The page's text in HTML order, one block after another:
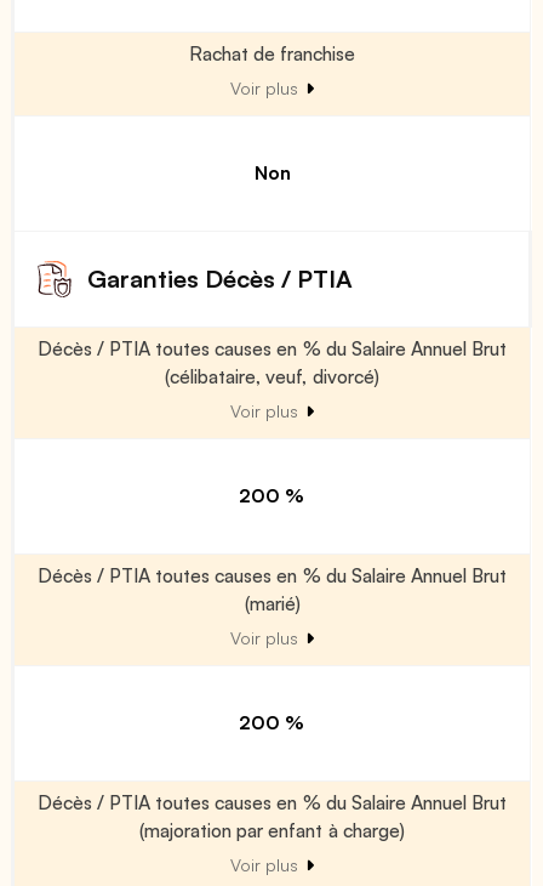
Rachat de franchise
Voir plus
Non
Garanties Décès / PTIA
Décès / PTIA toutes causes en % du Salaire Annuel Brut
(célibataire, veuf, divorcé)
Voir plus
200 %
Décès / PTIA toutes causes en % du Salaire Annuel Brut
(marié)
Voir plus
200 %
Décès / PTIA toutes causes en % du Salaire Annuel Brut
(majoration par enfant à charge)
Voir plus